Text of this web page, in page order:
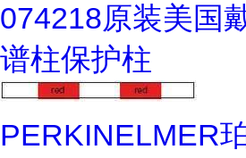
074218原装美国
谱柱保护柱
PERKINELMER